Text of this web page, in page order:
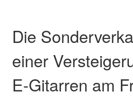
Die
einer
E-Gitarren am